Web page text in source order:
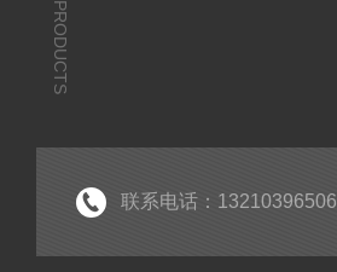
PRODUCTS
联系电话：13210396506